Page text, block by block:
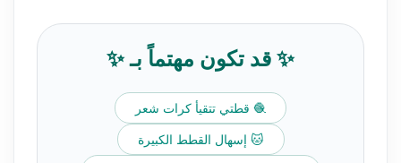
✨ قد تكون مهتماً بـ ✨
🧶 قطتي تتقيأ كرات شعر
🐱 إسهال القطط الكبيرة